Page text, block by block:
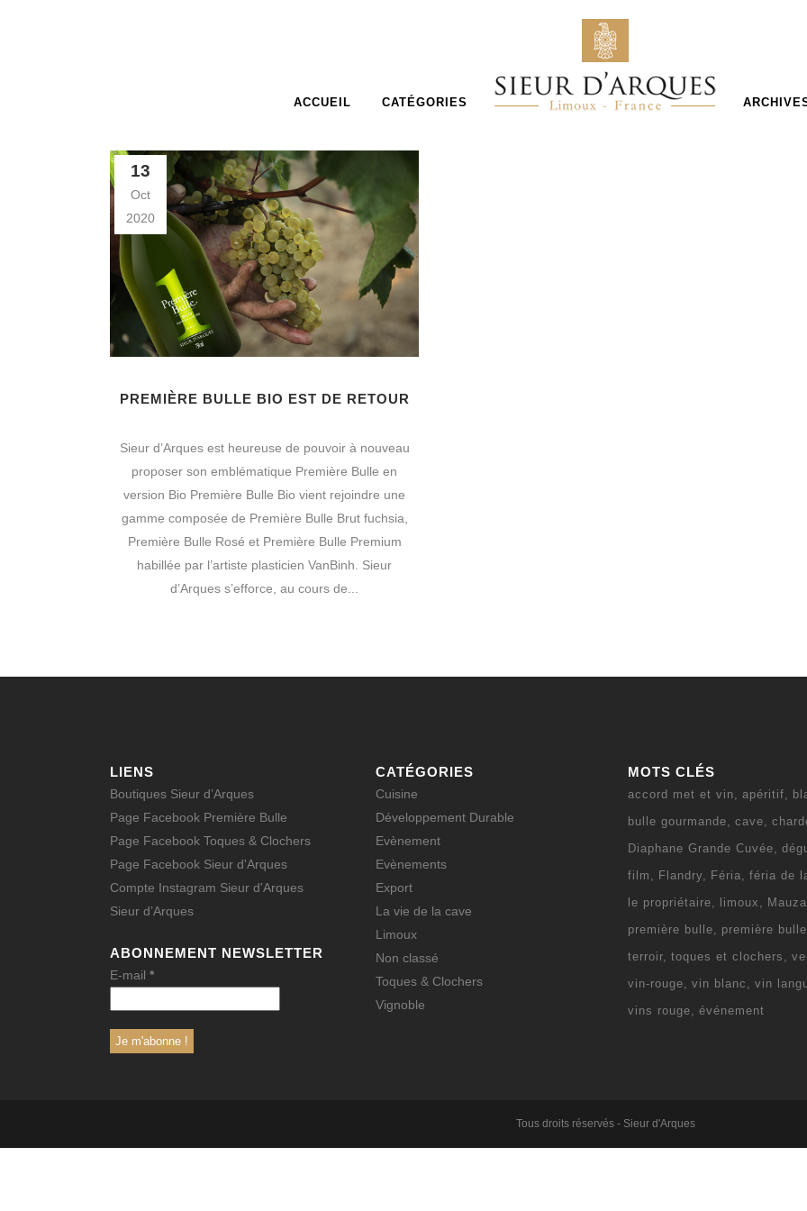
ACCUEIL CATÉGORIES
13
Oct
2020
PREMIÈRE BULLE BIO EST DE RETOUR
Sieur d’Arques est heureuse de pouvoir à nouveau
proposer son emblématique Première Bulle en
version Bio Première Bulle Bio vient rejoindre une
gamme composée de Première Bulle Brut fuchsia,
Première Bulle Rosé et Première Bulle Premium
habillée par l’artiste plasticien VanBinh. Sieur
d’Arques s’efforce, au cours de...
LIENS
Boutiques Sieur d’Arques
Page Facebook Première Bulle
Page Facebook Toques & Clochers
Page Facebook Sieur d'Arques
Compte Instagram Sieur d'Arques
Sieur d’Arques
ABONNEMENT NEWSLETTER
E-mail *
CATÉGORIES
Cuisine
Développement Durable
Evènement
Evènements
Export
La vie de la cave
Limoux
Non classé
Toques & Clochers
Vignoble
MOTS CLÉS
accord met et vin apéritif
bulle gourmande
cave
Diaphane Grande Cuvée
film
Flandry Féria féria de
le propriétaire
limoux
première bulle
première
terroir toques et clochers
vin-rouge
vin blanc vin
vins rouge
événement
Tous droits réservés - Sieur d'Arques